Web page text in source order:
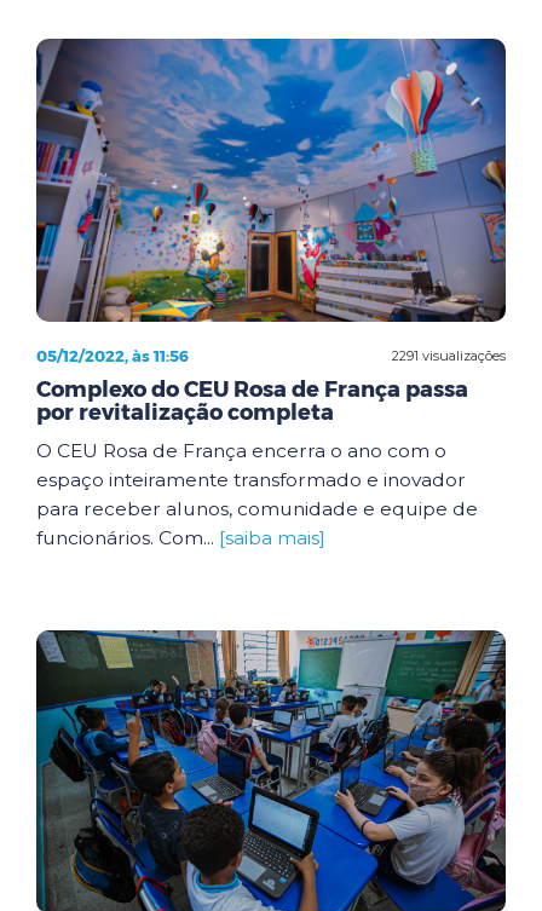
2291 visualizações
05/12/2022, às 11:56
Complexo do CEU Rosa de França passa
por revitalização completa
O CEU Rosa de França encerra o ano com o
espaço inteiramente transformado e inovador
para receber alunos, comunidade e equipe de
funcionários. Com... [saiba mais]